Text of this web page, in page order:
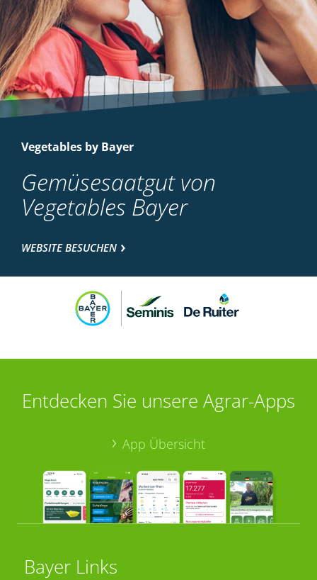
Vegetables by Bayer
Gemüsesaatgut von
Vegetables Bayer
WEBSITE BESUCHEN
Entdecken Sie unsere Agrar-Apps
App Übersicht
Bayer Links